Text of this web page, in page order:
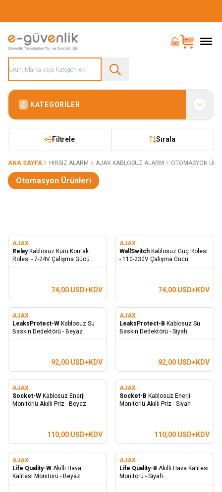
Bayi Girişi
Sepet
KATEGORILER
Filtrele Sırala
ANA SAYFA HIRSIZ ALARM AJAX KABLOSUZ ALARM OTOMASYON
Otomasyon Ürünleri
AJAX
RelayKablosuz Kuru Kontak
Rolesi - 7-24V Çalışma Gücü
74,00 USD+KDV
AJAX
WallSwitch Kablosuz Güç Rölesi
- 110-230V Çalışma Gücü
74,00 USD+KDV
AJAX
LeaksProtect-W Kablosuz Su
Baskın Dedektörü - Beyaz
92,00 USD+KDV
AJAX
LeaksProtect-B Kablosuz Su
Baskın Dedektörü - Siyah
92,00 USD+KDV
AJAX
Socket-W Kablosuz Enerji
Monitörlü Akıllı Priz - Beyaz
110,00 USD+KDV
AJAX
Socket-B Kablosuz Enerji
Monitörlü Akıllı Priz - Siyah
110,00 USD+KDV
AJAX
Life Quality-W Akıllı Hava
Kalitesi Monitörü - Beyaz
AJAX
Life Quality-B Akıllı Hava Kalitesi
Monitörü - Siyah